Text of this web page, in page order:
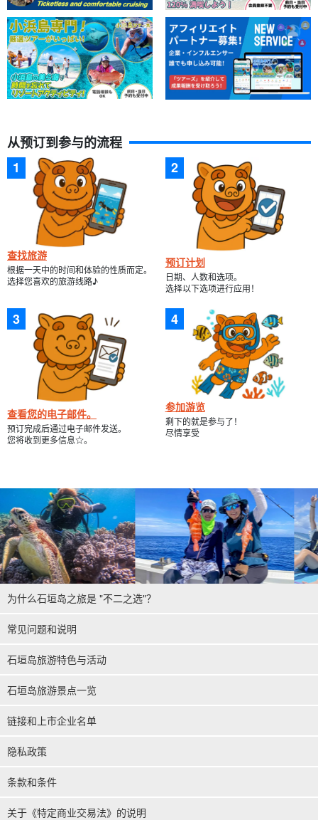
从预订到参与的流程
查找旅游
根据一天中的时间和体验的性质而定。
选择您喜欢的旅游线路♪
预订计划
日期、人数和选项。
选择以下选项进行应用！
查看您的电子邮件。
预订完成后通过电子邮件发送。
您将收到更多信息☆。
参加游览
剩下的就是参与了！
尽情享受
为什么石垣岛之旅是 "不二之选"？
常见问题和说明
石垣岛旅游特色与活动
石垣岛旅游景点一览
链接和上市企业名单
隐私政策
条款和条件
关于《特定商业交易法》的说明